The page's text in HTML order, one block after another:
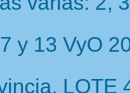
y 13 VyO
LOTE